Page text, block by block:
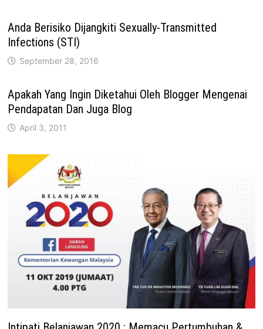
Anda Berisiko Dijangkiti Sexually-Transmitted
Infections (STI)
September 28, 2016
Apakah Yang Ingin Diketahui Oleh Blogger Mengenai
Pendapatan Dan Juga Blog
April 3, 2011